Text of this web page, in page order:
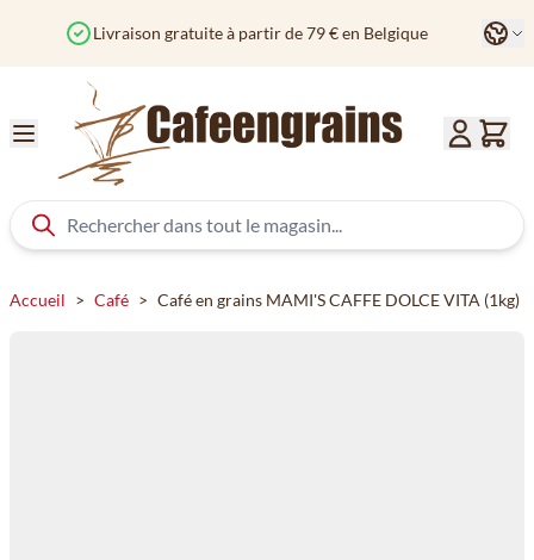
à partir de 79 € en Belgique Commandé avant
Accueil > Café > Café en grains MAMI'S CAFFE DOLCE VITA (1kg)